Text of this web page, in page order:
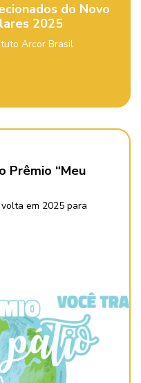
do Novo
2025
Arcor Brasil
Prêmio “Meu
volta em 2025 para